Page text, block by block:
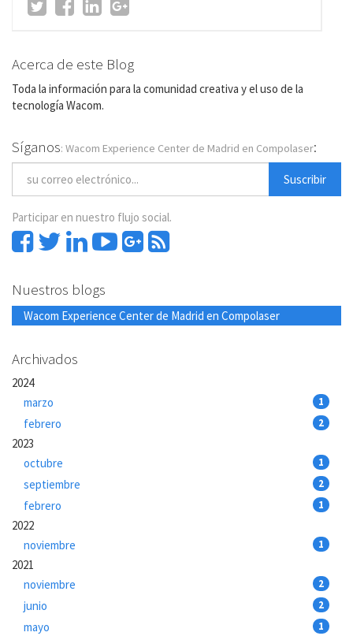
Acerca de este Blog
Toda la información para la comunidad creativa y el uso de la
tecnología Wacom.
Síganos: Wacom Experience Center de Madrid en Compolaser:
Suscribir
Participar en nuestro flujo social.
Nuestros blogs
Wacom Experience Center de Madrid en Compolaser
Archivados
2024
marzo
1
febrero 2
2023
octubre
1
septiembre 2
febrero 1
2022
noviembre
1
2021
noviembre
2
junio 2
mayo 1